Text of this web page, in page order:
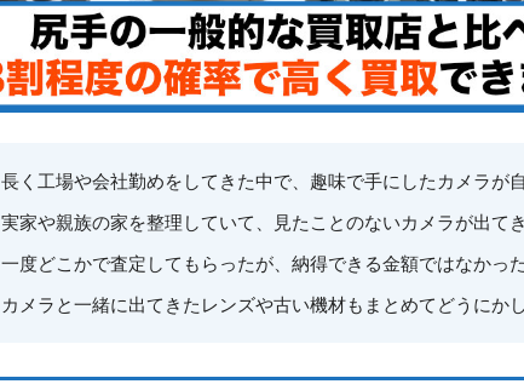
長く工場や会社勤めをしてきた中で、趣味で手にしたカメラが
実家や親族の家を整理していて、見たことのないカメラが出て
一度どこかで査定してもらったが、納得できる金額ではなかった
カメラと一緒に出てきたレンズや古い機材もまとめてどうにか